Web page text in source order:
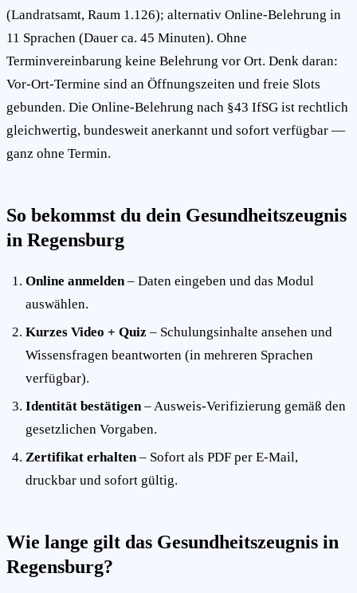
(Landratsamt, Raum 1.126); alternativ Online-Belehrung in
11 Sprachen (Dauer ca. 45 Minuten). Ohne
Terminvereinbarung keine Belehrung vor Ort. Denk daran:
Vor-Ort-Termine sind an Öffnungszeiten und freie Slots
gebunden. Die Online-Belehrung nach §43 IfSG ist rechtlich
gleichwertig, bundesweit anerkannt und sofort verfügbar —
ganz ohne Termin.
So bekommst du dein Gesundheitszeugnis
in Regensburg
Online anmelden– Daten eingeben und das Modul
auswählen.
Kurzes Video + Quiz – Schulungsinhalte ansehen und
Wissensfragen beantworten (in mehreren Sprachen
verfügbar).
Identität bestätigen– Ausweis-Verifizierung gemäß den
gesetzlichen Vorgaben.
Zertifikat erhalten – Sofort als PDF per E-Mail,
druckbar und sofort gültig.
Wie lange gilt das Gesundheitszeugnis in
Regensburg?